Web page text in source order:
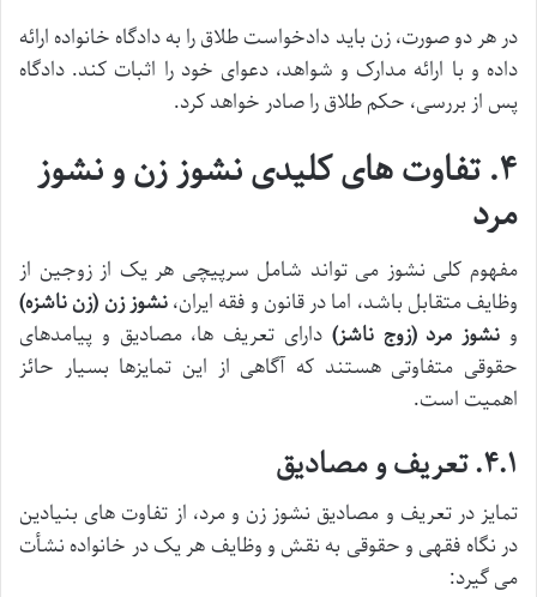
در هر دو صورت، زن باید دادخواست طلاق را به دادگاه خانواده ارائه
داده و با ارائه مدارک و شواهد، دعوای خود را اثبات کند. دادگاه
پس از بررسی، حکم طلاق را صادر خواهد کرد.
۴. تفاوت های کلیدی نشوز زن و نشوز
مرد
مفهوم کلی نشوز می تواند شامل سرپیچی هر یک از زوجین از
وظایف متقابل باشد، اما در قانون و فقه ایران،نشوز زن (زن ناشزه)
و نشوز مرد (زوج ناشز) دارای تعریف ها، مصادیق و پیامدهای
حقوقی متفاوتی هستند که آگاهی از این تمایزها بسیار حائز
اهمیت است.
۴.۱. تعریف و مصادیق
تمایز در تعریف و مصادیق نشوز زن و مرد، از تفاوت های بنیادین
در نگاه فقهی و حقوقی به نقش و وظایف هر یک در خانواده نشأت
می گیرد: